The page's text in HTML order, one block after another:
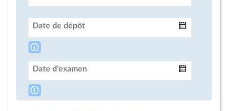
Date de dépôt
Date d'examen